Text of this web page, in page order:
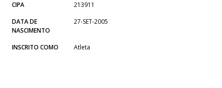
CIPA
213911
DATA DE
NASCIMENTO
27-SET-2005
INSCRITO COMO Atleta